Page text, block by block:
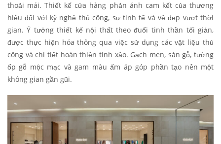
thoải mái. Thiết kế cửa hàng phản ánh cam kết của thương
hiệu đối với kỹ nghệ thủ công, sự tinh tế và vẻ đẹp vượt thời
gian. Ý tưởng thiết kế nội thất theo đuổi tinh thần tối giản,
được thực hiện hóa thông qua việc sử dụng các vật liệu thủ
công và chi tiết hoàn thiện tinh xảo. Gạch men, sàn gỗ, tường
ốp gỗ mộc mạc và gam màu ấm áp góp phần tạo nên một
không gian gần gũi.